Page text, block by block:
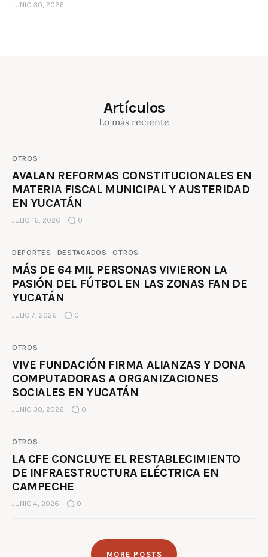
JUNIO 30, 2026
Artículos
Lo más reciente
OTROS
AVALAN REFORMAS CONSTITUCIONALES EN
MATERIA FISCAL MUNICIPAL Y AUSTERIDAD
EN YUCATÁN
JULIO 16, 2026 0
DEPORTES DESTACADOS OTROS
MÁS DE 64 MIL PERSONAS VIVIERON LA
PASIÓN DEL FÚTBOL EN LAS ZONAS FAN DE
YUCATÁN
JULIO 7, 2026 0
OTROS
VIVE FUNDACIÓN FIRMA ALIANZAS Y DONA
COMPUTADORAS A ORGANIZACIONES
SOCIALES EN YUCATÁN
JUNIO 30, 2026 0
OTROS
LA CFE CONCLUYE EL RESTABLECIMIENTO
DE INFRAESTRUCTURA ELÉCTRICA EN
CAMPECHE
JUNIO 4, 2026 0
MORE POSTS